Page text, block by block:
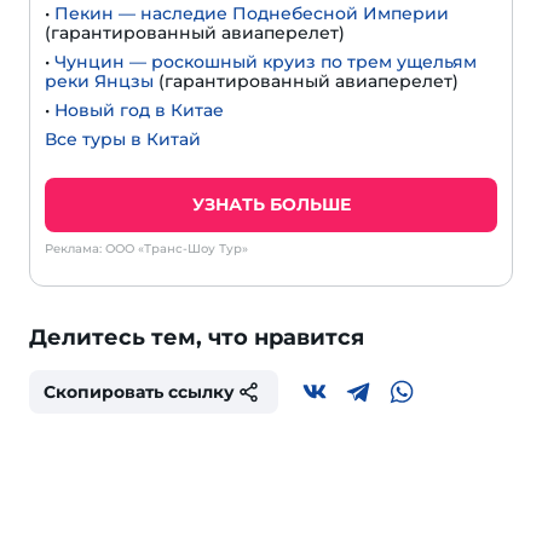
• Пекин — наследие Поднебесной Империи
(гарантированный авиаперелет)
• Чунцин — роскошный круиз по трем ущельям
реки Янцзы (гарантированный авиаперелет)
• Новый год в Китае
Все туры в Китай
УЗНАТЬ БОЛЬШЕ
Реклама: ООО «Транс-Шоу Тур»
Делитесь тем, что нравится
Скопировать ссылку